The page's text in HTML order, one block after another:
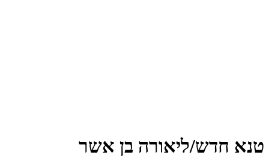
טנא חדש/ליאורה בן אשר